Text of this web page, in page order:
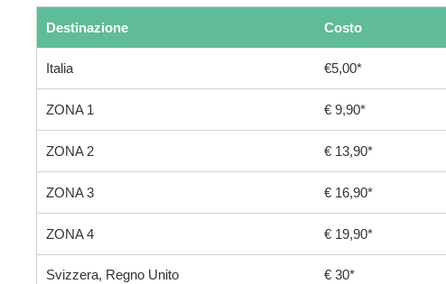
Destinazione Costo
Italia €5,00*
ZONA 1 € 9,90*
ZONA 2 € 13,90*
ZONA 3 € 16,90*
ZONA 4 € 19,90*
Svizzera, Regno Unito € 30*